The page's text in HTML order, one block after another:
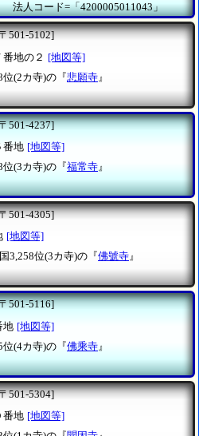
法人コード=「4200005011043」
501-5102]
地の２ [地図等]
位(2カ寺)の『悲願寺 』
501-4237]
番地 [地図等]
位(3カ寺)の『福常寺 』
501-4305]
[地図等]
3,258位(3カ寺)の『佛號寺』
501-5116]
地 [地図等]
位(4カ寺)の『佛乘寺 』
501-5304]
番地 [地図等]